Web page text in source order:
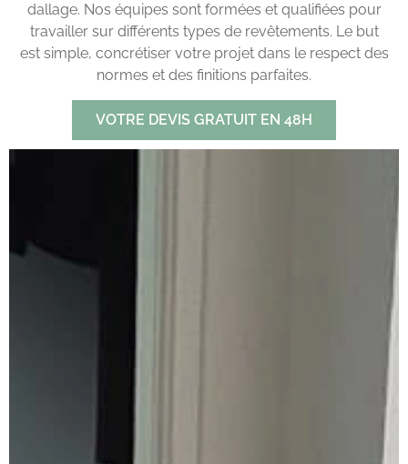
dallage. Nos équipes sont formées et qualifiées pour
travailler sur différents types de revêtements. Le but
est simple, concrétiser votre projet dans le respect des
normes et des finitions parfaites.
VOTRE DEVIS GRATUIT EN 48H